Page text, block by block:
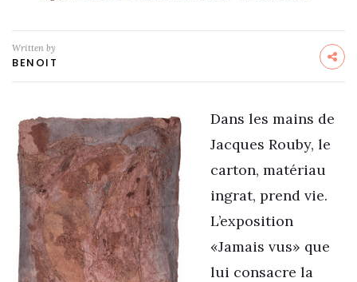
Written by
BENOIT
Dans les mains de
Jacques Rouby, le
carton, matériau
ingrat, prend vie.
L’exposition
«Jamais vus» que
lui consacre la